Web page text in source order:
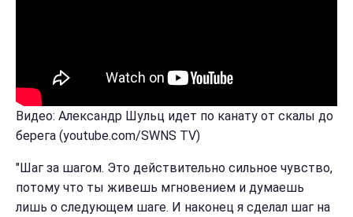
Видео: Александр Шульц идет по канату от скалы до
берега (youtube.com/SWNS TV)
"Шаг за шагом. Это действительно сильное чувство,
потому что ты живешь мгновением и думаешь
лишь о следующем шаге. И наконец я сделал шаг на